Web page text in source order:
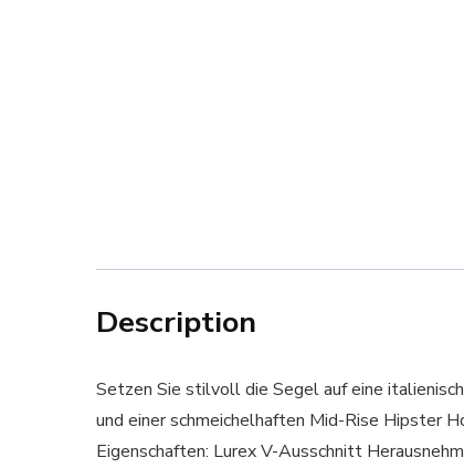
Description
Setzen Sie stilvoll die Segel auf eine
und einer schmeichelhaften Mid-Rise Hipster
Eigenschaften: Lurex V-Ausschnitt